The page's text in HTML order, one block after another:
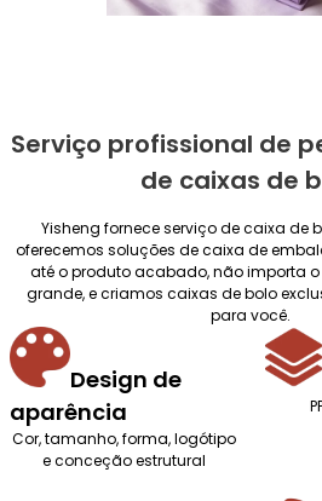
Serviço profissional de
de caixas de
Yisheng fornece serviço de caixa de
oferecemos soluções de caixa de
até o produto acabado, não importa
grande, e criamos caixas de bolo
para você.
Design de
aparência
Cor, tamanho, forma, logótipo
e conceção estrutural